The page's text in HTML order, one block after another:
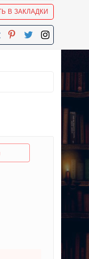
В ЗАКЛАДКИ